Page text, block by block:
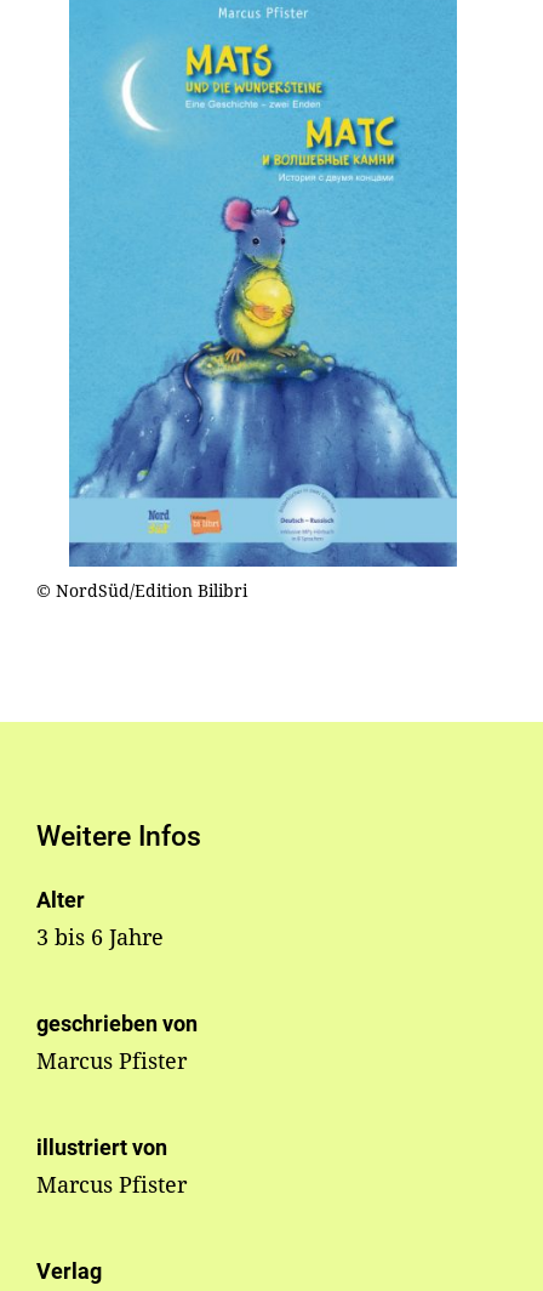
© NordSüd/Edition Bilibri
Weitere Infos
Alter
3 bis 6 Jahre
geschrieben von
Marcus Pfister
illustriert von
Marcus Pfister
Verlag